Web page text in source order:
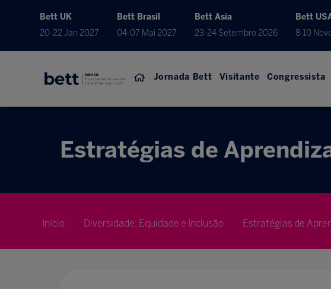
Bett UK
20-22 Jan 2027
Bett Brasil
04-07 Mai 2027
Bett Asia
23-24 Setembro 2026
Bett
8-10
Jornada Bett Visitante Congressista
Estratégias de
Início Diversidade, Equidade e Inclusão Estratégias de